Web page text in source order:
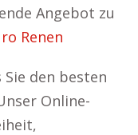
Angebot zu
Renen
den besten
Online-